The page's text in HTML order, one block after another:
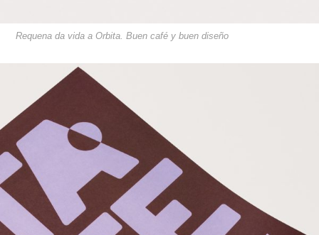
Requena da vida a Orbita. Buen café y buen diseño